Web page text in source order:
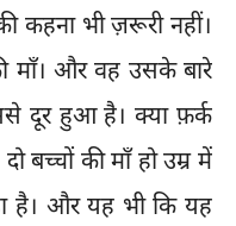
कहना भी ज़रूरी नहीं।
माँ। और वह उसके बारे
दूर हुआ है। क्या फ़र्क
बच्चों की माँ हो उम्र में
है। और यह भी कि यह